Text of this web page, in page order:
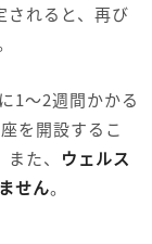
されると、再び
1～2週間かかる
を開設するこ
た、 ウェルス
せん。